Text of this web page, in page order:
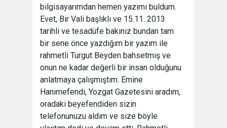
bilgisayarımdan hemen yazımı buldum.
Evet, Bir Vali başlıklı ve 15.11. 2013
tarihli ve tesadüfe bakınız bundan tam
bir sene önce yazdığım bir yazım ile
rahmetli Turgut Beyden bahsetmiş ve
onun ne kadar değerli bir insan olduğunu
anlatmaya çalışmıştım. Emine
Hanımefendi, Yozgat Gazetesini aradım,
oradaki beyefendiden sizin
telefonunuzu aldım ve size böyle